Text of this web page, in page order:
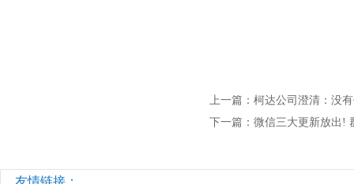
上一篇： 柯达公司澄清：没
下一篇： 微信三大更新放出!
友情链接：